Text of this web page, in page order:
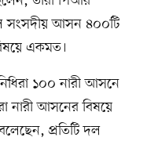
সংসদীয় আসন ৪০০টি
একমত।
১০০ নারী আসনে
নারী আসনের বিষয়ে
প্রতিটি দল